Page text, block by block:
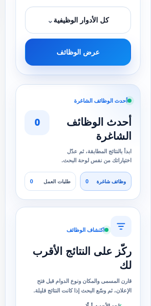
كل الأدوار الوظيفية ⌄
عرض الوظائف
أحدث الوظائف الشاغرة
أحدث الوظائف
الشاغرة
ابدأ بالنتائج المطابقة، ثم عدّل
اختياراتك من نفس لوحة البحث.
0
وظائف شاغرة 0 طلبات العمل 0
اكتشاف الوظائف
ركّز على النتائج الأقرب
لك
قارن المسمى والمكان ونوع الدوام قبل فتح
الإعلان، ثم وسّع البحث إذا كانت النتائج قليلة.